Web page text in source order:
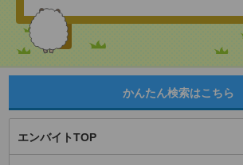
かんたん検索はこちら
エンバイトTOP